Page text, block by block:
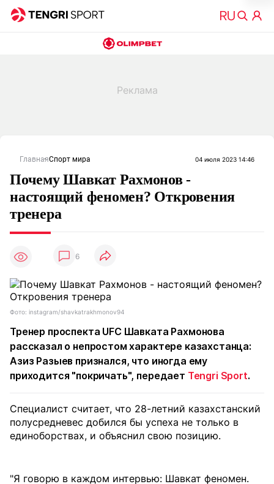
ГлавнаяСпорт мира 04 июля 2023 14:46
Почему Шавкат Рахмонов -
настоящий феномен? Откровения
тренера
6
Фото: instagram/shavkatrakhmonov94
Тренер проспекта UFC Шавката Рахмонова
рассказал о непростом характере казахстанца:
Азиз Разыев признался, что иногда ему
приходится "покричать", передает Tengri Sport.
Специалист считает, что 28-летний казахстанский
полусредневес добился бы успеха не только в
единоборствах, и объяснил свою позицию.
"Я говорю в каждом интервью: Шавкат феномен.